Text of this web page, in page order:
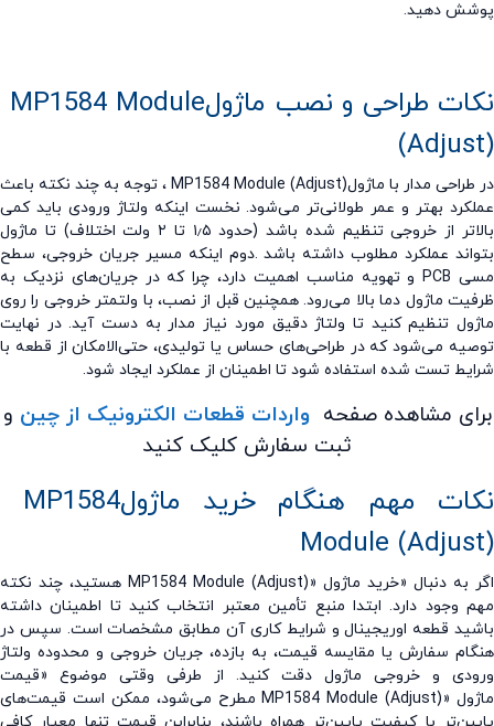
دهید.
طراحی و نصب ماژولMP1584 Module
مدار با ماژولMP1584 Module (Adjust)، توجه به چند نکته باعث
بهتر و عمر طولانی‌تر می‌شود. نخست اینکه ولتاژ ورودی باید کمی
از خروجی تنظیم شده باشد (حدود
۱ ۵ تا۲ولت اختلاف) تا ماژول
عملکرد مطلوب داشته باشد.دوم اینکه مسیر جریان خروجی، سطح
PCBو تهویه مناسب اهمیت دارد، چرا که در جریان
‎‌های نزدیک به
ماژول دما بالا می‌رود. همچنین قبل از نصب، با ولتمتر خروجی را روی
تنظیم کنید تا ولتاژ دقیق مورد نیاز مدار به دست آید. در نهایت
می‌شود که در طراحی‌های حساس یا تولیدی، حتی‌الامکان از قطعه با
تست شده استفاده شود تا اطمینان از عملکرد ایجاد شود.
مشاهده صفحه واردات قطعات الکترونیک از چین و
ثبت سفارش کلیک کنید
مهم هنگام خرید ماژولMP1584
Module
به دنبال «خرید ماژولMP1584 Module (Adjust)»هستید، چند نکته
وجود دارد. ابتدا منبع تأمین معتبر انتخاب کنید تا اطمینان داشته
قطعه اوریجینال و شرایط کاری آن مطابق مشخصات است. سپس در
سفارش یا مقایسه قیمت، به بازده، جریان خروجی و محدوده ولتاژ
و خروجی ماژول دقت کنید. از طرفی وقتی موضوع «قیمت
MP1584 Module (Adjust)»مطرح می‌شود، ممکن است قیمت‌های